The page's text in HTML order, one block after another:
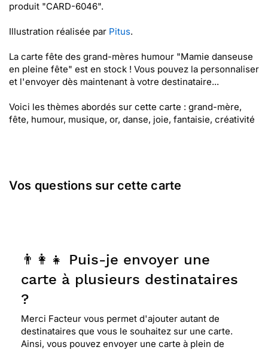
produit "CARD-6046".
Illustration réalisée par Pitus.
La carte fête des grand-mères humour "Mamie danseuse
en pleine fête" est en stock ! Vous pouvez la personnaliser
et l'envoyer dès maintenant à votre destinataire...
Voici les thèmes abordés sur cette carte : grand-mère,
fête, humour, musique, or, danse, joie, fantaisie, créativité
Vos questions sur cette carte
👨‍👩‍👧 Puis-je envoyer une
carte à plusieurs destinataires
?
Merci Facteur vous permet d'ajouter autant de
destinataires que vous le souhaitez sur une carte.
Ainsi, vous pouvez envoyer une carte à plein de